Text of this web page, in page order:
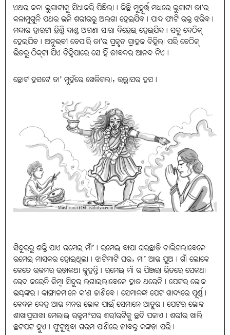
ଏଥର କନା ଲୁଗାଟାକୁ ସିଧାକରି ପିନ୍ଧିଲା। କିଛି ମୁହୂର୍ତ୍ତ ମଧ୍ୟରେ ଲୁଗାଟା ତା’ର
କଳାମୁଗୁନି ପଥର ଭଳି ଶରୀରରୁ ଅଲଗା ହେଇଯିବ। ପାଦ ଫାଟି ରକ୍ତ ଝରିବ।
ମନ୍ଦାର ହାରଟା ଛିଣ୍ଡି ଦାଣ୍ଡ ଅଗଣା ସାରା ବିଛେଇ ହେଇଯିବ। ସବୁ ବେଠିକ୍‌
ହେଇଯିବ। ଅନୁଭବୀ ବେପାରି ତା’ର ପ୍ରକୃତ ଗ୍ରାହକ ଚିହ୍ନିଲା ପରି ବେଠିକ୍‌
ଭିତରୁ ଠିକ୍‌ଟା ଯିଏ ଚିହ୍ନିପାରେ ସେ ହିଁ ଜୀବନର ଆନନ୍ଦ ନିଏ।
ଛୋଟ ହସଟେ ତା’ ମୁହଁରେ ଖେଳିଗଲା, ଉଲ୍ଲାସର ହସ।
ସିନ୍ଦୁରରୁ ଶକ୍ତି ପାଏ ରମେଇ ମାଁ’। ରମେଇ ବାପା ଘରଛାଡ଼ି ଚାଲିଗଲାବେଳେ
ରମେଇ ମାସକର ହୋଇଥିଲା। ଝାଟିମାଟି ଘର, ମା’ ଆଉ ପୁଅ। ଗାଁ ଲୋକେ
କେତେ ରକମର ଉଡ଼ାକଥା କୁହନ୍ତି। ରମେଇ ମାଁ ର ପିଞ୍ଜରା ଭିତରେ ସେକଥା
ଭେଦ କରେନି କିମ୍ବା ସିନ୍ଦୁର ଲଗାଇଲାବେଳେ ହାତ ଥରେନି। ପେଟର ଭୋକ
ଭୟଙ୍କର। କାଙ୍ଗାଳମାନେ କ’ଣ ଜାଣିବେ। ସେମାନଙ୍କ ପେଟ ଖାଦ୍ୟରେ ପୂର୍ଣ୍ଣ।
କେବଳ ଦେହ ଆଉ ମନର ଭୋକ ପାଇଁ ସେମାନେ ଆତୁର। ପେଟର ଭୋକ
ଶାଖାପ୍ରସାଖା ମେଲାଇ ରକ୍ତମାଂସର ଶରୀରଟିକୁ ଛନ୍ଦି ପକାଏ। ଶରୀର ଖାଲି
ଛଟପଟ ହୁଏ। ଫୁଟୁଥିବା ଗରମ ପାଣିରେ ଜୀବନ୍ତ କଙ୍କଡ଼ା ପରି।